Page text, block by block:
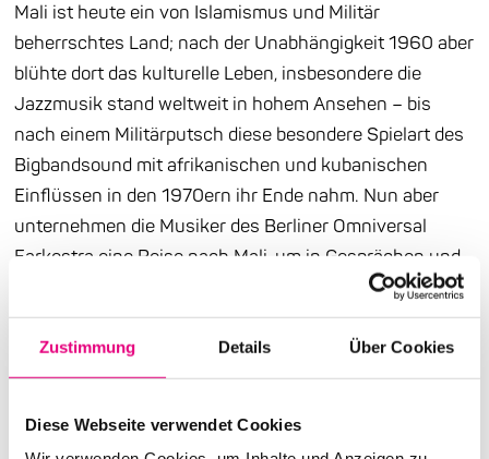
Zustimmung Details Über Cookies
Diese Webseite verwendet Cookies
Mali ist heute ein von Islamismus und Militär
beherrschtes Land; nach der Unabhängigkeit 1960 aber
blühte dort das kulturelle Leben, insbesondere die
Jazzmusik stand weltweit in hohem Ansehen – bis
nach einem Militärputsch diese besondere Spielart des
Bigbandsound mit afrikanischen und kubanischen
Einflüssen in den 1970ern ihr Ende nahm. Nun aber
unternehmen die Musiker des Berliner Omniversal
Earkestra eine Reise nach Mali, um in Gesprächen und
Jamsessions mit Veteranen des Mali-Jazz diese Musik
zu feiern. Auch, wenn sich die verschiedenen
Jazzrhythmen aus Mali und Deutschland erst einmal
aneinander gewöhnen müssen…
DEU 2022 R: Markus CM Schmidt. Dokumentarfilm. 91